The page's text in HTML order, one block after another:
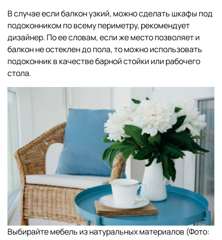
В случае если балкон узкий, можно сделать шкафы под
подоконником по всему периметру, рекомендует
дизайнер. По ее словам, если же место позволяет и
балкон не остеклен до пола, то можно использовать
подоконник в качестве барной стойки или рабочего
стола.
Выбирайте мебель из натуральных материалов (Фото: